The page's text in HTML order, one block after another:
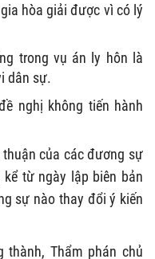
hòa giải được vì có lý
trong vụ án ly hôn là
dân sự.
nghị không tiến hành
của các đương sự
từ ngày lập biên bản
sự nào thay đổi ý kiến
thành, Thẩm phán chủ